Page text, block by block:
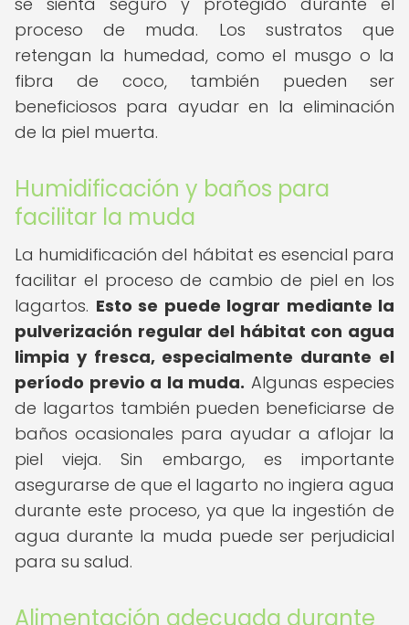
proceso de muda. Los sustratos que
retengan la humedad, como el musgo o la
fibra de coco, también pueden ser
beneficiosos para ayudar en la eliminación
de la piel muerta.
Humidificación y baños para
facilitar la muda
La humidificación del hábitat es esencial para
facilitar el proceso de cambio de piel en los
lagartos. Esto se puede lograr mediante la
pulverización regular del hábitat con agua
limpia y fresca, especialmente durante el
período previo a la muda. Algunas especies
de lagartos también pueden beneficiarse de
baños ocasionales para ayudar a aflojar la
piel vieja. Sin embargo, es importante
asegurarse de que el lagarto no ingiera agua
durante este proceso, ya que la ingestión de
agua durante la muda puede ser perjudicial
para su salud.
Alimentación adecuada durante